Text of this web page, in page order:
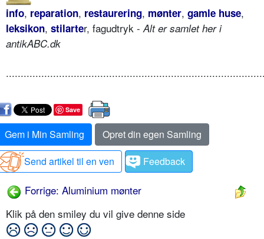
info, reparation, restaurering, mønter, gamle huse,
leksikon, stilarter, fagudtryk -Alt er samlet her i
antikABC.dk
Save
Gem i Min Samling
Opret din egen Samling
Send artikel til en ven
Feedback
Forrige: Aluminium mønter
Klik på den smiley du vil give denne side